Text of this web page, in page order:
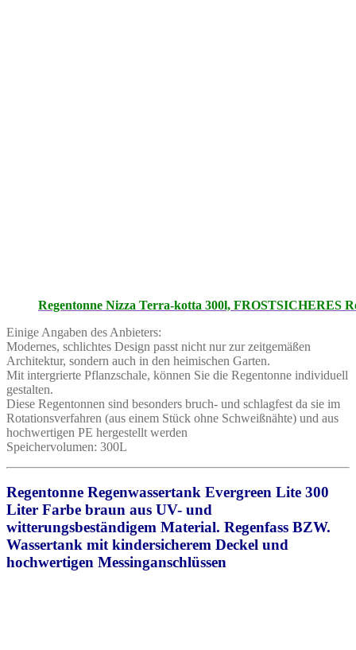
Regentonne Nizza Terra-kotta 300l, FROSTSICHERES
Einige Angaben des Anbieters:
Modernes, schlichtes Design passt nicht nur zur zeitgemäßen
Architektur, sondern auch in den heimischen Garten.
Mit intergrierte Pflanzschale, können Sie die Regentonne individuell
gestalten.
Diese Regentonnen sind besonders bruch- und schlagfest da sie im
Rotationsverfahren (aus einem Stück ohne Schweißnähte) und aus
hochwertigen PE hergestellt werden
Speichervolumen: 300L
Regentonne Regenwassertank Evergreen Lite 300
Liter Farbe braun aus UV- und
witterungsbeständigem Material. Regenfass BZW.
Wassertank mit kindersicherem Deckel und
hochwertigen Messinganschlüssen